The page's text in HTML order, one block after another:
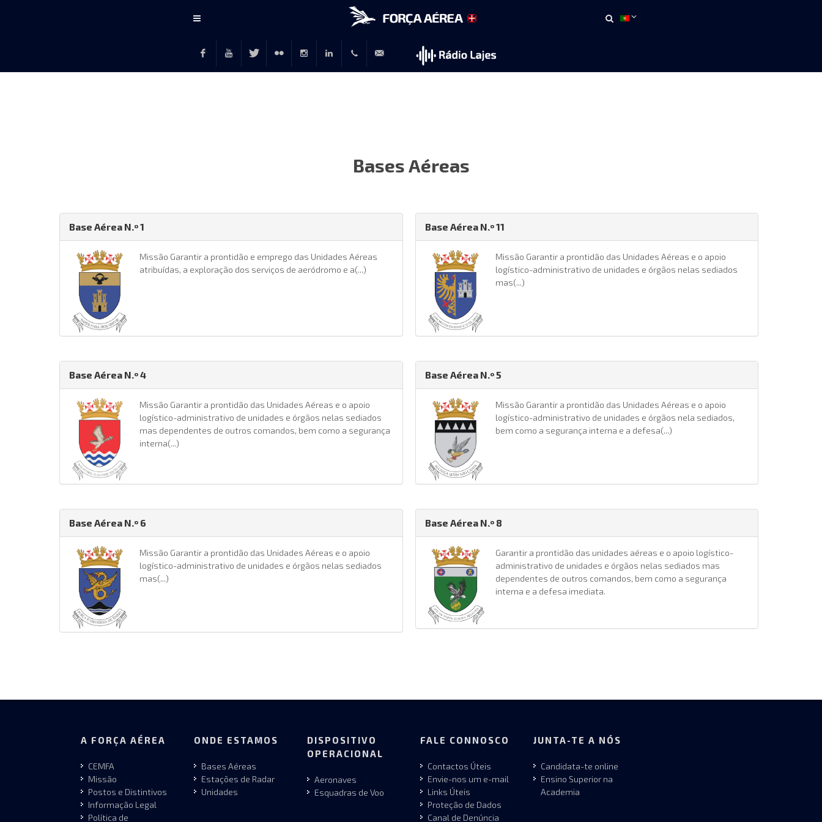
Bases Aéreas
Base Aérea N.º 1
Missão Garantir a prontidão e emprego das Unidades Aéreas
atribuídas, a exploração dos serviços de aeródromo e a(...)
Base Aérea N.º 11
Missão Garantir a prontidão das Unidades Aéreas e o apoio
logístico-administrativo de unidades e órgãos nelas sediados
mas(...)
Base Aérea N.º 4
Missão Garantir a prontidão das Unidades Aéreas e o apoio
logístico-administrativo de unidades e órgãos nelas sediados
mas dependentes de outros comandos, bem como a segurança
interna(...)
Base Aérea N.º 5
Missão Garantir a prontidão das Unidades Aéreas e o apoio
logístico-administrativo de unidades e órgãos nela sediados,
bem como a segurança interna e a defesa(...)
Base Aérea N.º 6
Missão Garantir a prontidão das Unidades Aéreas e o apoio
logístico-administrativo de unidades e órgãos nelas sediados
mas(...)
Base Aérea N.º 8
Garantir a prontidão das unidades aéreas e o apoio logístico-
administrativo de unidades e órgãos nelas sediados mas
dependentes de outros comandos, bem como a segurança
interna e a defesa imediata.
A FORÇA AÉREA
CEMFA
Missão
Postos e Distintivos
Informação Legal
Política de
ONDE ESTAMOS
Bases Aéreas
Estações de Radar
Unidades
DISPOSITIVO
OPERACIONAL
Aeronaves
Esquadras de Voo
FALE CONNOSCO
Contactos Úteis
Envie-nos um e-mail
Links Úteis
Proteção de Dados
Canal de Denúncia
JUNTA-TE A NÓS
Candidata-te online
Ensino Superior na
Academia